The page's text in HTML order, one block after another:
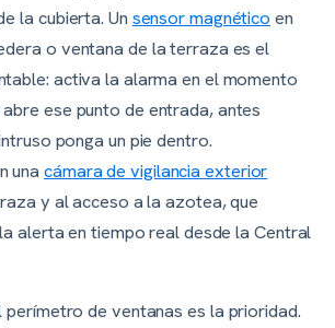
la cubierta. Un sensor magnético en
o ventana de la terraza es el
activa la alarma en el momento
ese punto de entrada, antes
ponga un pie dentro.
unacámara de vigilancia exterior
y al acceso a la azotea, que
alerta en tiempo real desde la Central
perímetro de ventanas es la prioridad.